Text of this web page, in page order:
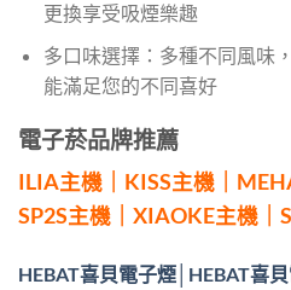
更換享受吸煙樂趣
多口味選擇：多種不同風味
能滿足您的不同喜好
電子菸品牌推薦
ILIA主機 KISS主機
SP2S主機
XIAOKE主機
HEBAT喜貝電子煙│HEBAT喜